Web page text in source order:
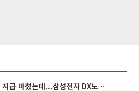
3445억 자사주 지급 마쳤는데...삼성전자 DX노조, 뒤늦은 '떼쓰기 집회'